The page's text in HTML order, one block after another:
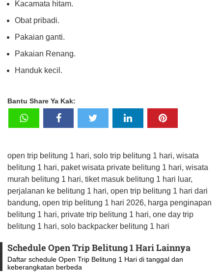
Kacamata hitam.
Obat pribadi.
Pakaian ganti.
Pakaian Renang.
Handuk kecil.
Bantu Share Ya Kak:
open trip belitung 1 hari, solo trip belitung 1 hari, wisata
belitung 1 hari, paket wisata private belitung 1 hari, wisata
murah belitung 1 hari, tiket masuk belitung 1 hari luar,
perjalanan ke belitung 1 hari, open trip belitung 1 hari dari
bandung, open trip belitung 1 hari 2026, harga penginapan
belitung 1 hari, private trip belitung 1 hari, one day trip
belitung 1 hari, solo backpacker belitung 1 hari
Schedule Open Trip Belitung 1 Hari Lainnya
Daftar schedule Open Trip Belitung 1 Hari di tanggal dan
keberangkatan berbeda